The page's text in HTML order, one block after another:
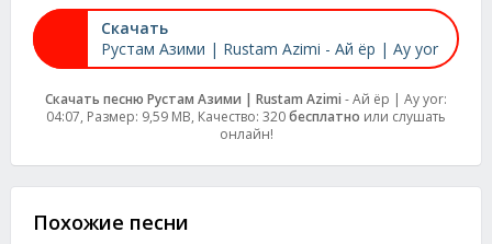
Скачать
Рустам Азими | Rustam Azimi - Ай ёр | Ay yor
Скачать песню Рустам Азими | Rustam Azimi - Ай ёр | Ay yor:
04:07, Размер: 9,59 MB, Качество: 320бесплатно или слушать
онлайн!
Похожие песни